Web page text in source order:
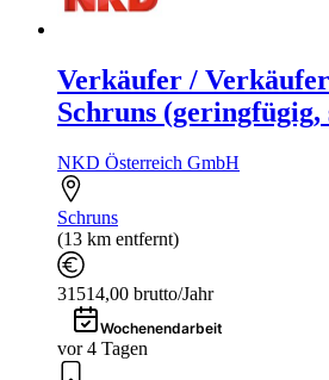
Verkäufer /
Schruns (geringfügig,
NKD Österreich GmbH
Schruns
(13 km entfernt)
31514,00 brutto/Jahr
Wochenendarbeit
vor 4 Tagen